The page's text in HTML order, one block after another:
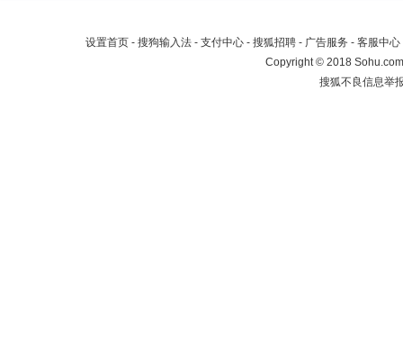
设置首页 - 搜狗输入法 - 支付中心 - 搜狐招聘 - 广告服务 - 客服中心
Copyright©2018
搜狐不良信息举